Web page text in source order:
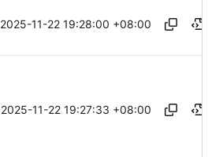
2025-11-22 19:28:00 +08:00
2025-11-22 19:27:33 +08:00